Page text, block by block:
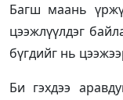
Багш маань
цээжлүүлдэг
бүгдийг нь
Би гэхдээ